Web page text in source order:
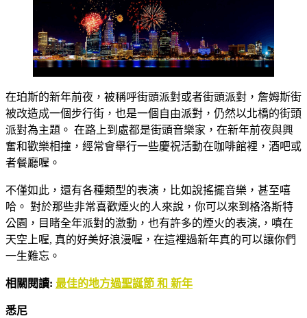
在珀斯的新年前夜，被稱呼街頭派對或者街頭派對，詹姆斯街
被改造成一個步行街，也是一個自由派對，仍然以北橋的街頭
派對為主題。 在路上到處都是街頭音樂家，在新年前夜與興
奮和歡樂相撞，經常會舉行一些慶祝活動在咖啡館裡，酒吧或
者餐廳喔。
不僅如此，還有各種類型的表演，比如說搖擺音樂，甚至嘻
哈。 對於那些非常喜歡煙火的人來說，你可以來到格洛斯特
公園，目睹全年派對的激動，也有許多的煙火的表演,，噴在
天空上喔, 真的好美好浪漫喔，在這裡過新年真的可以讓你們
一生難忘。
相關閱讀: 最佳的地方過聖誕節 和 新年
悉尼